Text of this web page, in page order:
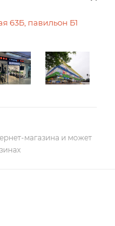
63Б, павильон Б1
магазина и может